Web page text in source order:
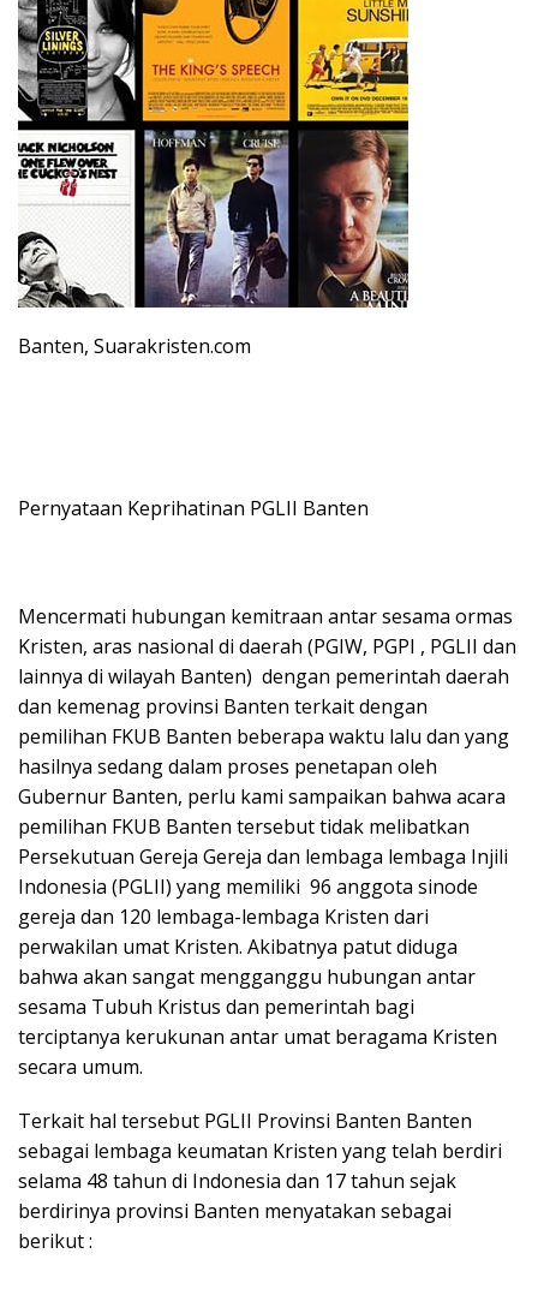
Banten, Suarakristen.com
Pernyataan Keprihatinan PGLII Banten
Mencermati hubungan kemitraan antar sesama ormas
Kristen, aras nasional di daerah (PGIW, PGPI , PGLII dan
lainnya di wilayah Banten) dengan pemerintah daerah
dan kemenag provinsi Banten terkait dengan
pemilihan FKUB Banten beberapa waktu lalu dan yang
hasilnya sedang dalam proses penetapan oleh
Gubernur Banten, perlu kami sampaikan bahwa acara
pemilihan FKUB Banten tersebut tidak melibatkan
Persekutuan Gereja Gereja dan lembaga lembaga Injili
Indonesia (PGLII) yang memiliki 96 anggota sinode
gereja dan 120 lembaga-lembaga Kristen dari
perwakilan umat Kristen. Akibatnya patut diduga
bahwa akan sangat mengganggu hubungan antar
sesama Tubuh Kristus dan pemerintah bagi
terciptanya kerukunan antar umat beragama Kristen
secara umum.
Terkait hal tersebut PGLII Provinsi Banten Banten
sebagai lembaga keumatan Kristen yang telah berdiri
selama 48 tahun di Indonesia dan 17 tahun sejak
berdirinya provinsi Banten menyatakan sebagai
berikut :